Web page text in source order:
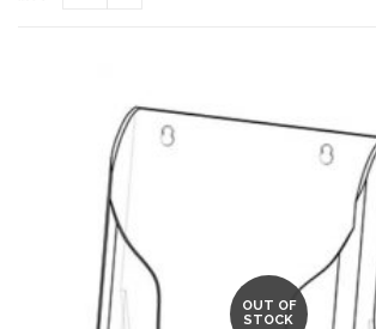
OUT OF
STOCK